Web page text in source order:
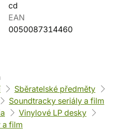
cd
EAN
0050087314460
Sběratelské předměty
Soundtracky seriály a film
Vinylové LP desky
a film